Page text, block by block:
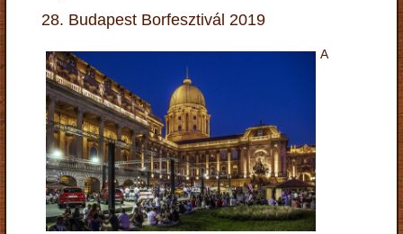
28. Budapest Borfesztivál 2019
A